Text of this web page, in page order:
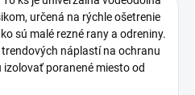
určená na rýchle ošetrenie
sú malé rezné rany a odreniny.
náplastí na ochranu
poranené miesto od